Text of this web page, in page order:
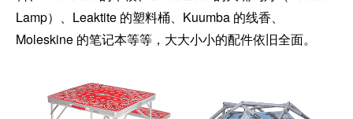
Lamp）、Leaktite 的塑料桶、Kuumba 的线香、
Moleskine 的笔记本等等，大大小小的配件依旧全面。